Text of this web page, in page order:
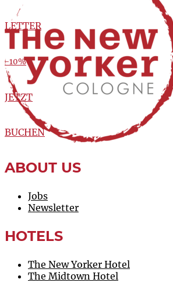
LETTER
-10%
JETZT
BUCHEN
ABOUT US
Jobs
Newsletter
HOTELS
The New Yorker Hotel
The Midtown Hotel